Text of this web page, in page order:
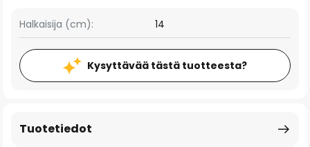
Halkaisija (cm): 14
Kysyttävää tästä tuotteesta?
Tuotetiedot